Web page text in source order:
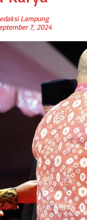
Lampung
7, 2024